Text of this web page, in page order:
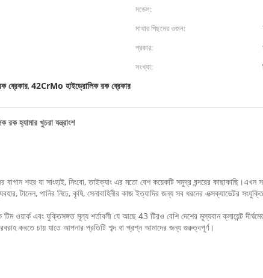
মডেল:
মাথার পিছনের ওজন:
প্রকার:
সংখ্যা:
ব্রেকার,42CrMo হাইড্রোলিক রক ব্রেকার
হ্যামার খুচরা যন্ত্রাংশ
বাগান শহর যা সাংহাই, নিংবো, তাইক্যাং এর মতো বেশ কয়েকটি সমুদ্র বন্দরের
টানেল, পানির নিচে, কৃষি, সেনাবাহিনীর কাজ ইত্যাদির জন্য সব ধরনের এক্সক্যাভেটর
ওয়ার্ক এবং যুক্তিসঙ্গত মূল্য শর্তাবলী যে আছে 43 টিরও বেশি দেশের মূল্যবান ক্লায়েন্ট
করতে চায় যাতে আপনার প্রতিটি শব্দ বা প্রশ্ন আমাদের জন্য গুরুত্বপূর্ণ।